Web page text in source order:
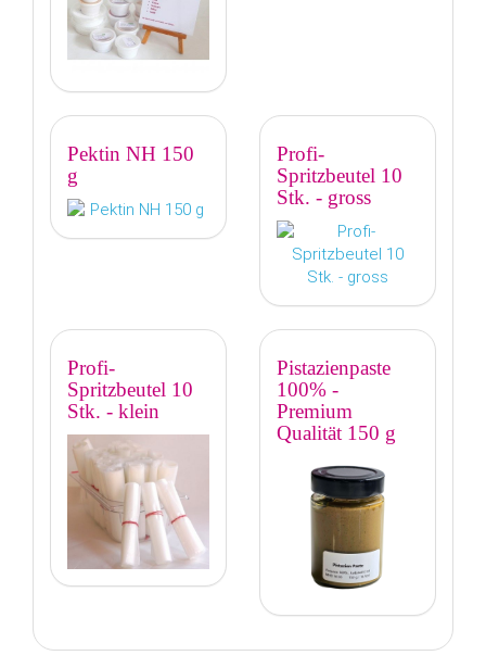
Pektin NH 150
g
Profi-
Spritzbeutel 10
Stk. - gross
Profi-
Spritzbeutel 10
Stk. - klein
Pistazienpaste
100% -
Premium
Qualität 150 g